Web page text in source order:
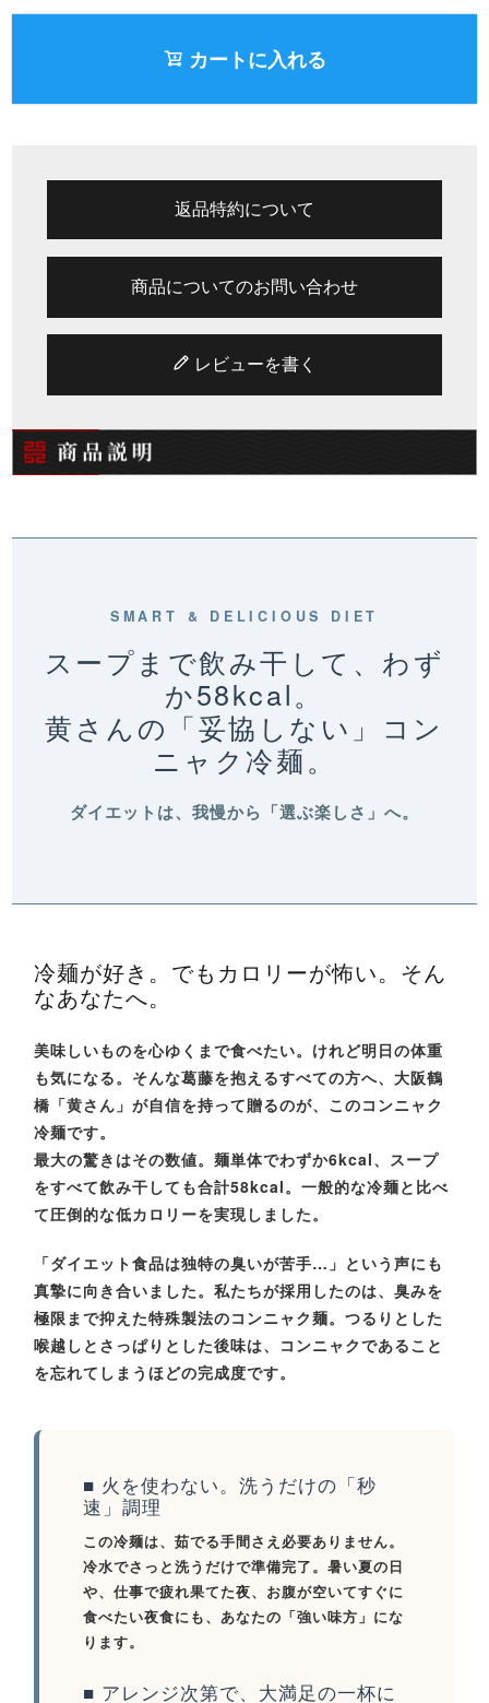
カートに入れる
返品特約について
商品についてのお問い合わせ
レビューを書く
SMART & DELICIOUS DIET
スープまで飲み干して、わず
か58kcal。
黄さんの「妥協しない」コン
ニャク冷麺。
ダイエットは、我慢から「選ぶ楽しさ」へ。
冷麺が好き。でもカロリーが怖い。そん
なあなたへ。
美味しいものを心ゆくまで食べたい。けれど明日の体重
も気になる。そんな葛藤を抱えるすべての方へ、大阪鶴
橋「黄さん」が自信を持って贈るのが、このコンニャク
冷麺です。
最大の驚きはその数値。麺単体でわずか6kcal、スープ
をすべて飲み干しても合計58kcal。一般的な冷麺と比べ
て圧倒的な低カロリーを実現しました。
「ダイエット食品は独特の臭いが苦手…」という声にも
真摯に向き合いました。私たちが採用したのは、臭みを
極限まで抑えた特殊製法のコンニャク麺。つるりとした
喉越しとさっぱりとした後味は、コンニャクであること
を忘れてしまうほどの完成度です。
■ 火を使わない。洗うだけの「秒
速」調理
この冷麺は、茹でる手間さえ必要ありません。
冷水でさっと洗うだけで準備完了。暑い夏の日
や、仕事で疲れ果てた夜、お腹が空いてすぐに
食べたい夜食にも、あなたの「強い味方」にな
ります。
■ アレンジ次第で、大満足の一杯に